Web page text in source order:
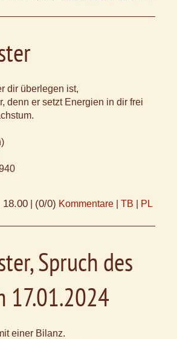
dir überlegen ist,
denn er setzt Energien in dir frei
18.00 (0/0) Kommentare TB PL
Spruch des
17.01.2024
einer Bilanz.